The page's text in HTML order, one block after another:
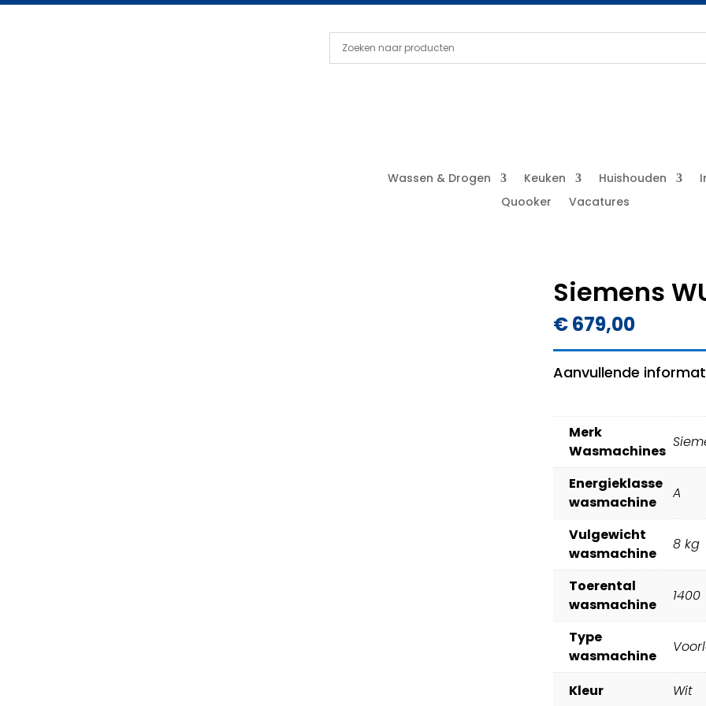
Wassen & Drogen Keuken Huishouden
Quooker
Vacatures
Siemens
€679,00
Aanvullende
Merk
Wasmachines
Energieklasse
wasmachine
A
Vulgewicht
wasmachine
8 kg
Toerental
wasmachine
1400
Type
wasmachine
Kleur Wit